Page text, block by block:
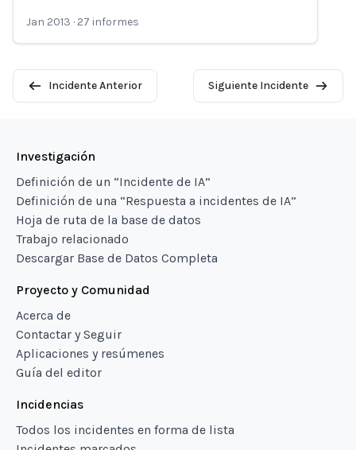
Jan 2013 · 27 informes
Incidente Anterior Siguiente Incidente
Investigación
Definición de un “Incidente de IA”
Definición de una “Respuesta a incidentes de IA”
Hoja de ruta de la base de datos
Trabajo relacionado
Descargar Base de Datos Completa
Proyecto y Comunidad
Acerca de
Contactar y Seguir
Aplicaciones y resúmenes
Guía del editor
Incidencias
Todos los incidentes en forma de lista